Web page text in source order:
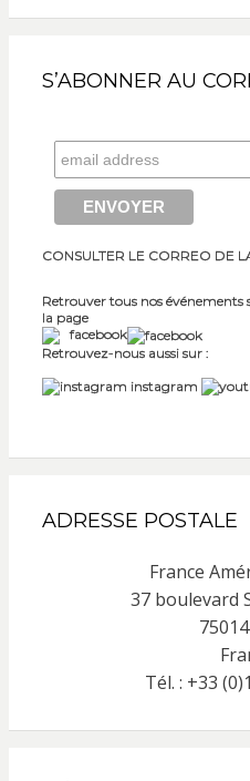
S’ABONNER AU
CONSULTER LE CORREO DE
Retrouver tous nos événements
la page
facebook
Retrouvez-nous aussi sur :
instagram
ADRESSE POSTALE
France
37 boulevard
Tél. : +33